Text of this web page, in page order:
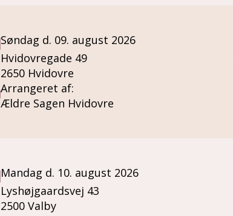
Søndag d. 09. august 2026
Hvidovregade 49
2650 Hvidovre
Arrangeret af:
Ældre Sagen Hvidovre
Mandag d. 10. august 2026
Lyshøjgaardsvej 43
2500 Valby